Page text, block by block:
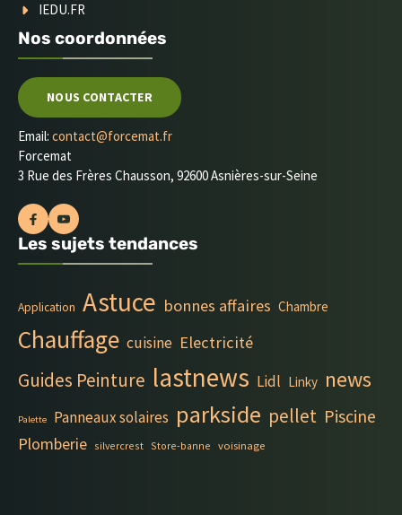
IEDU.FR
Nos coordonnées
NOUS CONTACTER
Email: contact@forcemat.fr
Forcemat
3 Rue des Frères Chausson, 92600 Asnières-sur-Seine
Les sujets tendances
Application Astuce bonnes affaires Chambre
Chauffage cuisine Electricité
Guides Peinture lastnews Lidl Linky news
Palette Panneaux solaires parkside pellet Piscine
Plomberie silvercrest Store-banne voisinage